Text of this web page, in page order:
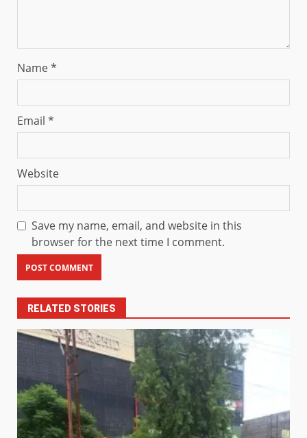
Name*
Email *
Website
Save my name, email, and website in this
browser for the next time I comment.
RELATED STORIES